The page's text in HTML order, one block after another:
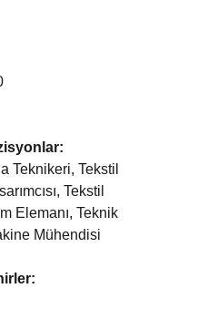
Teknikeri, Tekstil
Tekstil
Elemanı, Teknik
Mühendisi